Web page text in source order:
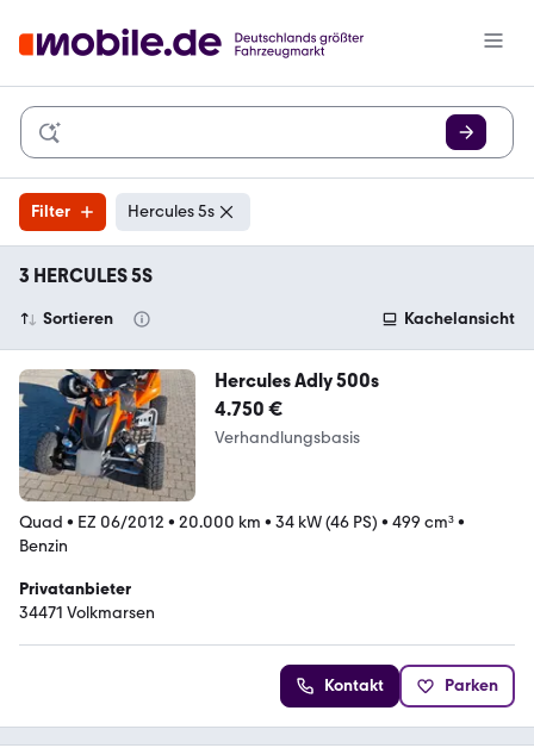
Filter Hercules 5s
3 HERCULES 5S
Sortieren Kachelansicht
Hercules Adly 500s
4.750 €
Verhandlungsbasis
Quad • EZ 06/2012 • 20.000 km • 34 kW (46 PS) • 499 cm³•
Benzin
Privatanbieter
34471 Volkmarsen
Kontakt Parken